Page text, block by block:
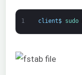
1 client$ sudo